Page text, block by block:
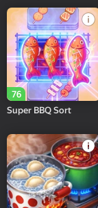
76
Super BBQ Sort